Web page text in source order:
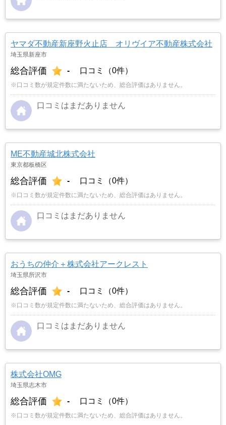
ヤマダ不動産新座野火止店 オリヴイア不動産株式会社
埼玉県新座市
総合評価 - 口コミ（0件）
※口コミ数が規定件数に満たないため、総合評価はありません。
口コミはまだありません
ME不動産城北株式会社
東京都板橋区
総合評価 - 口コミ（0件）
※口コミ数が規定件数に満たないため、総合評価はありません。
口コミはまだありません
おうちの仲介＋株式会社アークレスト
埼玉県所沢市
総合評価 - 口コミ（0件）
※口コミ数が規定件数に満たないため、総合評価はありません。
口コミはまだありません
株式会社OMG
埼玉県志木市
総合評価 - 口コミ（0件）
※口コミ数が規定件数に満たないため、総合評価はありません。